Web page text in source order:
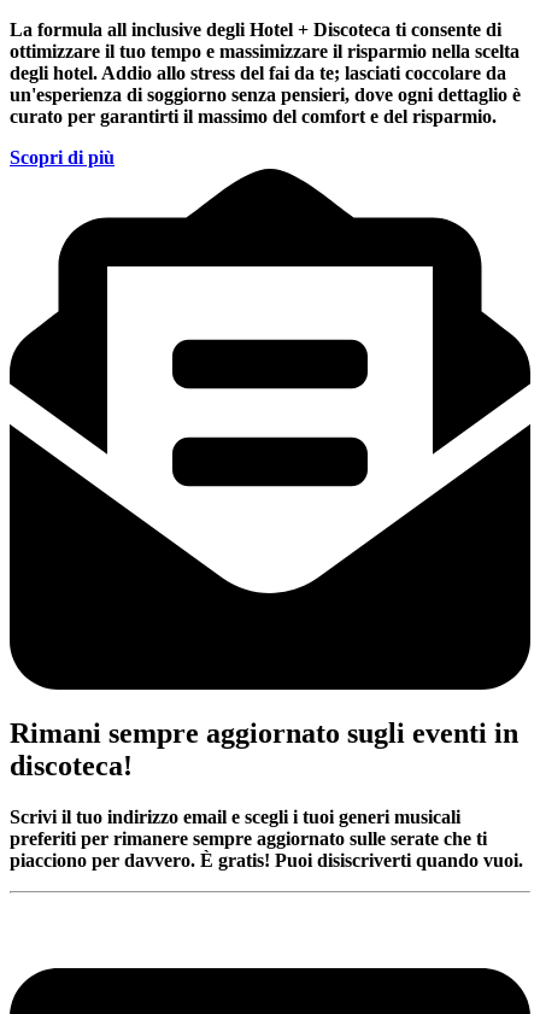
La formula all inclusive degli Hotel + Discoteca ti consente di
ottimizzare il tuo tempo e massimizzare il risparmio nella scelta
degli hotel. Addio allo stress del fai da te; lasciati coccolare da
un'esperienza di soggiorno senza pensieri, dove ogni dettaglio è
curato per garantirti il massimo del comfort e del risparmio.
Scopri di più
Rimani sempre aggiornato sugli eventi in
discoteca!
Scrivi il tuo indirizzo email e scegli i tuoi generi musicali
preferiti per rimanere sempre aggiornato sulle serate che ti
piacciono per davvero. È gratis! Puoi disiscriverti quando vuoi.